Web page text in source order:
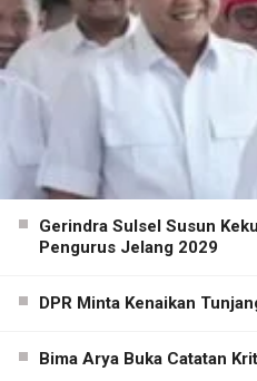
Gerindra Sulsel Susun
Pengurus Jelang 2029
DPR Minta Kenaikan
Bima Arya Buka Catatan